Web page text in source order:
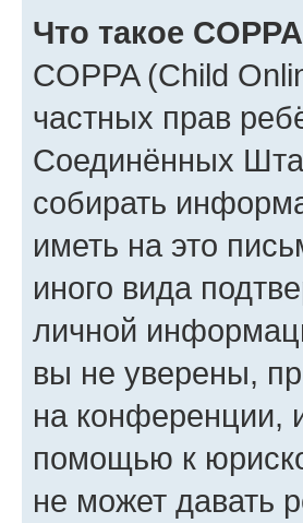
Что такое
COPPA (Child
частных прав
Соединённых
собирать
иметь на это
иного вида
личной
вы не уверены,
на конференции,
помощью к
не может давать